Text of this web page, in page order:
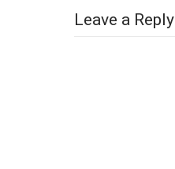
Leave a Reply